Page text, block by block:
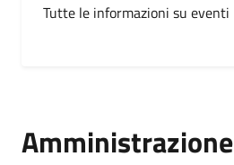
Tutte le informazioni su eventi
Amministrazione